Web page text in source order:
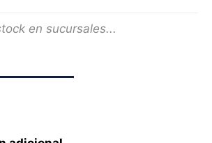
en sucursales...